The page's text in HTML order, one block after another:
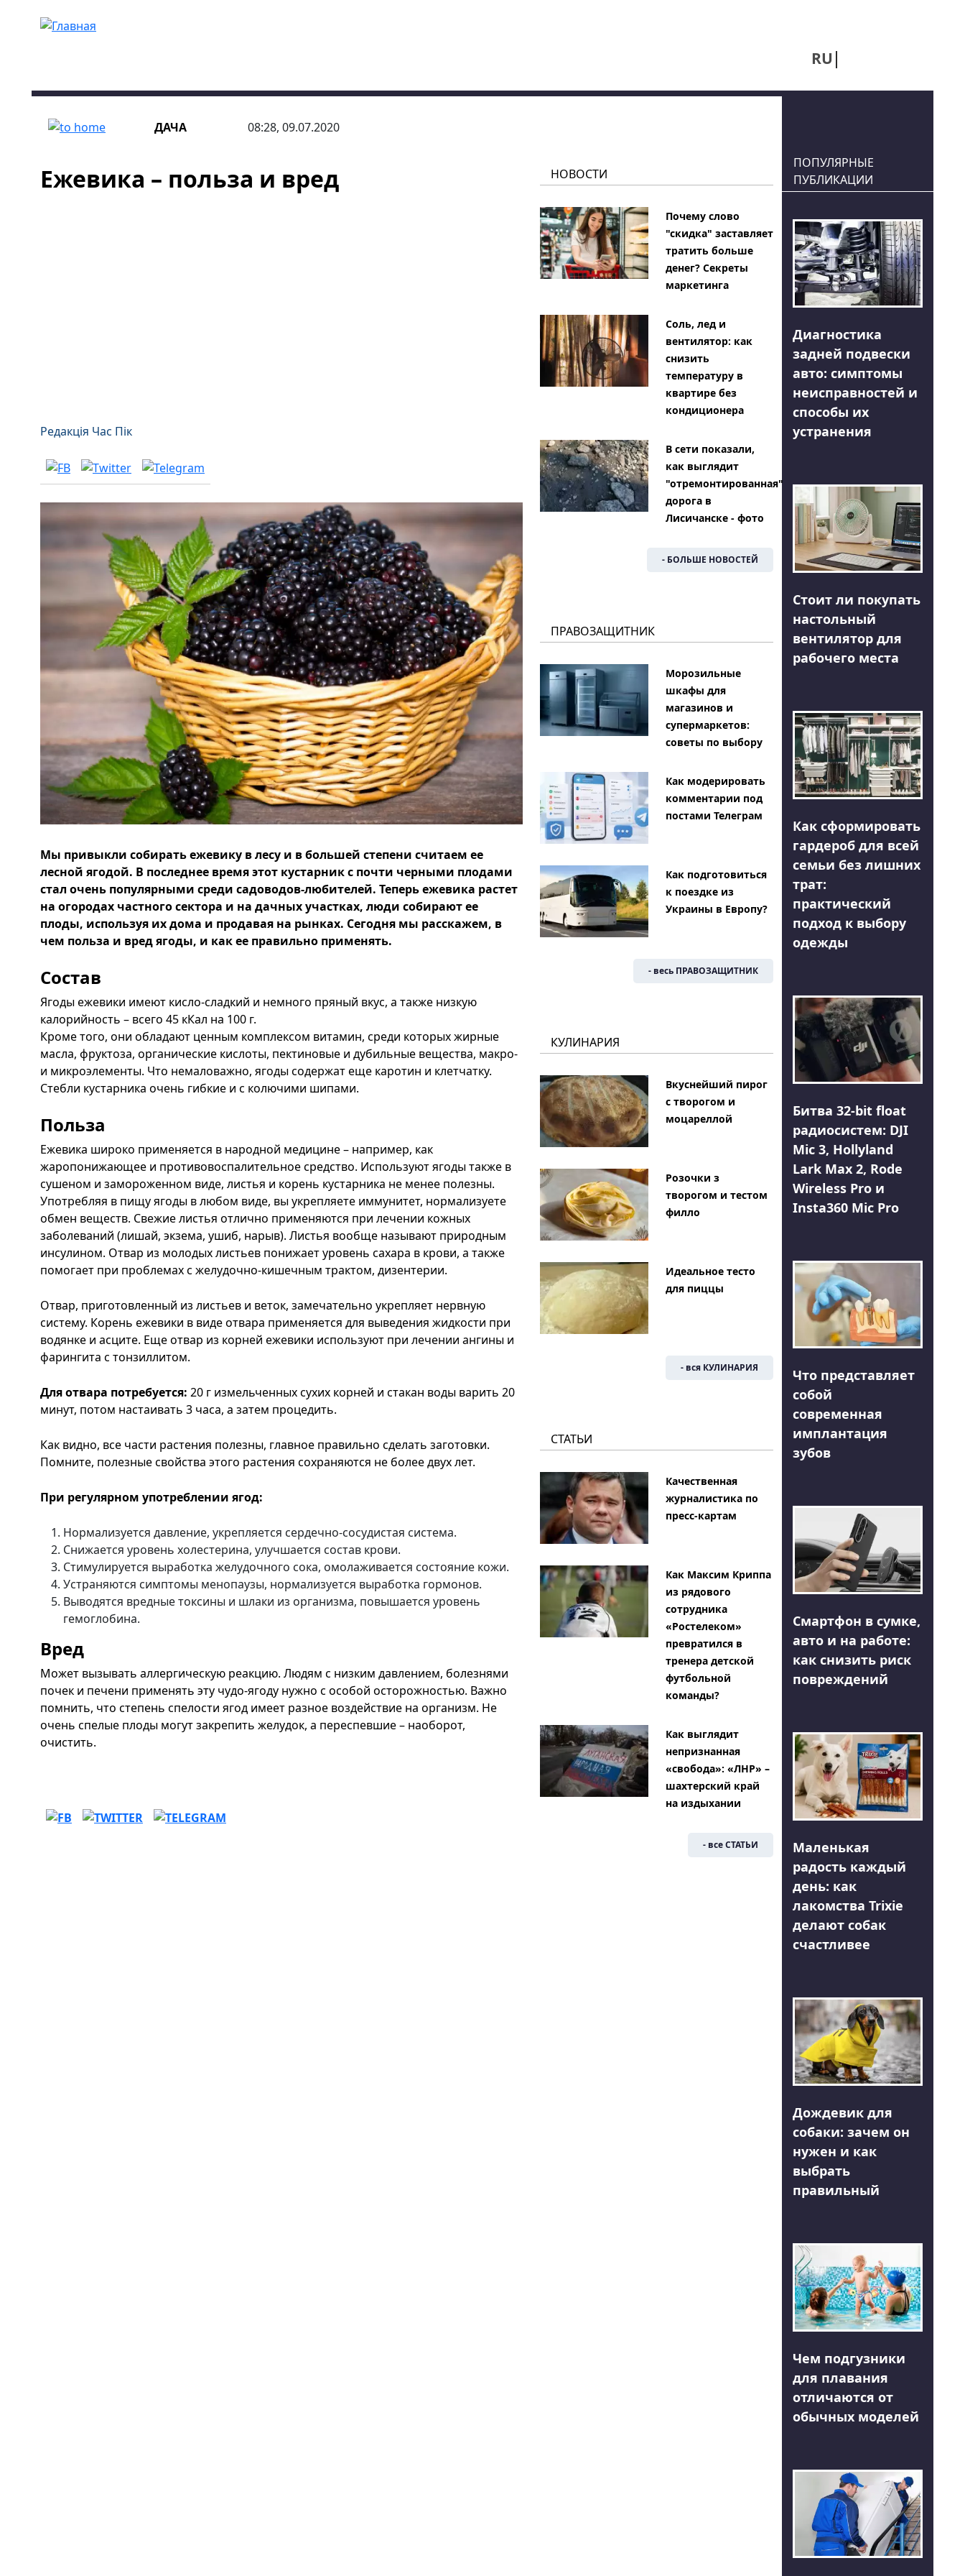
RU
ДАЧА 08:28, 09.07.2020
Ежевика – польза и вред
Редакція Час Пік
Мы привыкли собирать ежевику в лесу и в большей степени считаем ее
лесной ягодой. В последнее время этот кустарник с почти черными плодами
стал очень популярными среди садоводов-любителей. Теперь ежевика растет
на огородах частного сектора и на дачных участках, люди собирают ее
плоды, используя их дома и продавая на рынках. Сегодня мы расскажем, в
чем польза и вред ягоды, и как ее правильно применять.
Состав
Ягоды ежевики имеют кисло-сладкий и немного пряный вкус, а также низкую
калорийность – всего 45 кКал на 100 г.
Кроме того, они обладают ценным комплексом витамин, среди которых жирные
масла, фруктоза, органические кислоты, пектиновые и дубильные вещества, макро-
и микроэлементы. Что немаловажно, ягоды содержат еще каротин и клетчатку.
Стебли кустарника очень гибкие и с колючими шипами.
Польза
Ежевика широко применяется в народной медицине – например, как
жаропонижающее и противовоспалительное средство. Используют ягоды также в
сушеном и замороженном виде, листья и корень кустарника не менее полезны.
Употребляя в пищу ягоды в любом виде, вы укрепляете иммунитет, нормализуете
обмен веществ. Свежие листья отлично применяются при лечении кожных
заболеваний (лишай, экзема, ушиб, нарыв). Листья вообще называют природным
инсулином. Отвар из молодых листьев понижает уровень сахара в крови, а также
помогает при проблемах с желудочно-кишечным трактом, дизентерии.
Отвар, приготовленный из листьев и веток, замечательно укрепляет нервную
систему. Корень ежевики в виде отвара применяется для выведения жидкости при
водянке и асците. Еще отвар из корней ежевики используют при лечении ангины и
фарингита с тонзиллитом.
Для отвара потребуется: 20 г измельченных сухих корней и стакан воды варить 20
минут, потом настаивать 3 часа, а затем процедить.
Как видно, все части растения полезны, главное правильно сделать заготовки.
Помните, полезные свойства этого растения сохраняются не более двух лет.
При регулярном употреблении ягод:
Нормализуется давление, укрепляется сердечно-сосудистая система.
Снижается уровень холестерина, улучшается состав крови.
Стимулируется выработка желудочного сока, омолаживается состояние кожи.
Устраняются симптомы менопаузы, нормализуется выработка гормонов.
Выводятся вредные токсины и шлаки из организма, повышается уровень
гемоглобина.
Вред
Может вызывать аллергическую реакцию. Людям с низким давлением, болезнями
почек и печени применять эту чудо-ягоду нужно с особой осторожностью. Важно
помнить, что степень спелости ягод имеет разное воздействие на организм. Не
очень спелые плоды могут закрепить желудок, а переспевшие – наоборот,
очистить.
НОВОСТИ
Почему слово
"скидка" заставляет
тратить больше
денег? Секреты
маркетинга
Соль, лед и
вентилятор: как
снизить
температуру в
квартире без
кондиционера
В сети показали,
как выглядит
"отремонтированная"
дорога в
Лисичанске - фото
- БОЛЬШЕ НОВОСТЕЙ
ПРАВОЗАЩИТНИК
Морозильные
шкафы для
магазинов и
супермаркетов:
советы по выбору
Как модерировать
комментарии под
постами Телеграм
Как подготовиться
к поездке из
Украины в Европу?
- весь ПРАВОЗАЩИТНИК
КУЛИНАРИЯ
Вкуснейший пирог
с творогом и
моцареллой
Розочки з
творогом и тестом
филло
Идеальное тесто
для пиццы
- вся КУЛИНАРИЯ
СТАТЬИ
Качественная
журналистика по
пресс-картам
Как Максим Криппа
из рядового
сотрудника
«Ростелеком»
превратился в
тренера детской
футбольной
команды?
Как выглядит
непризнанная
«свобода»: «ЛНР» –
шахтерский край
на издыхании
- все СТАТЬИ
ПОПУЛЯРНЫЕ
ПУБЛИКАЦИИ
Диагностика
задней подвески
авто: симптомы
неисправностей и
способы их
устранения
Стоит ли покупать
настольный
вентилятор для
рабочего места
Как сформировать
гардероб для всей
семьи без лишних
трат:
практический
подход к выбору
одежды
Битва 32-bit float
радиосистем: DJI
Mic 3, Hollyland
Lark Max 2, Rode
Wireless Pro и
Insta360 Mic Pro
Что представляет
собой
современная
имплантация
зубов
Смартфон в сумке,
авто и на работе:
как снизить риск
повреждений
Маленькая
радость каждый
день: как
лакомства Trixie
делают собак
счастливее
Дождевик для
собаки: зачем он
нужен и как
выбрать
правильный
Чем подгузники
для плавания
отличаются от
обычных моделей